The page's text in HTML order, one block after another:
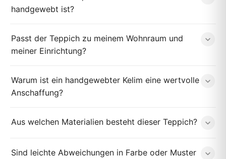
handgewebt ist?
Passt der Teppich zu meinem Wohnraum und
meiner Einrichtung?
Warum ist ein handgewebter Kelim eine wertvolle
Anschaffung?
Aus welchen Materialien besteht dieser Teppich?
Sind leichte Abweichungen in Farbe oder Muster